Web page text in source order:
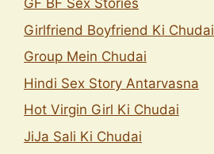
GF BF Sex Stories
Girlfriend Boyfriend Ki Chudai
Group Mein Chudai
Hindi Sex Story Antarvasna
Hot Virgin Girl Ki Chudai
JiJa Sali Ki Chudai